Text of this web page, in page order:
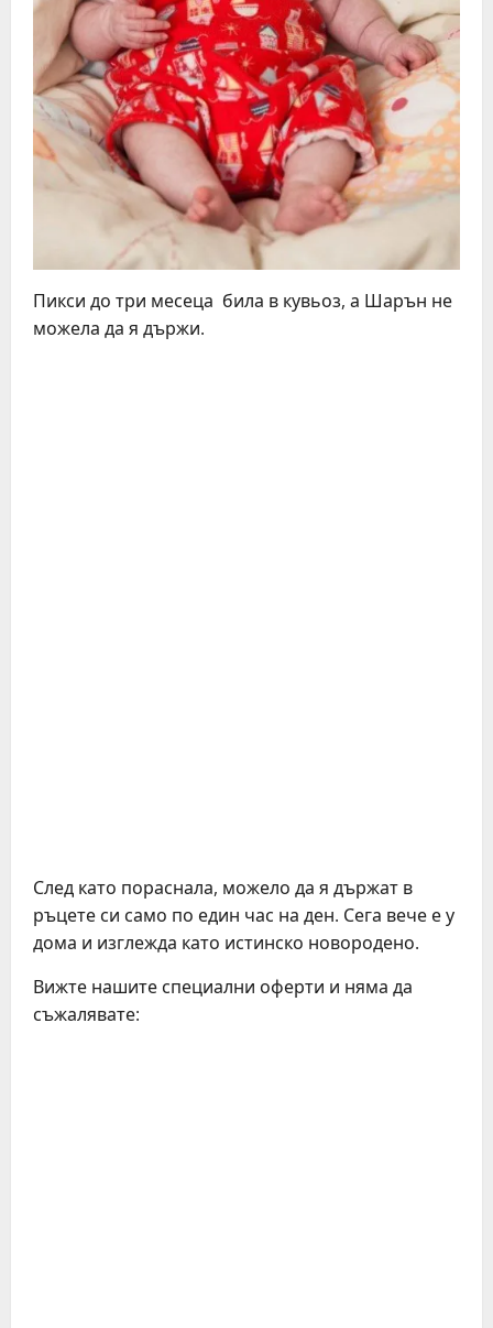
Пикси до три месеца била в кувьоз, а Шарън не
можела да я държи.
След като пораснала, можело да я държат в
ръцете си само по един час на ден. Сега вече е у
дома и изглежда като истинско новородено.
Вижте нашите специални оферти и няма да
съжалявате: